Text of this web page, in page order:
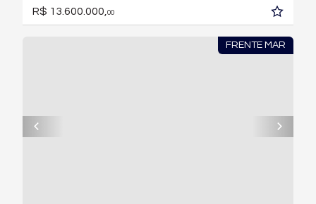
R$ 13.600.000, 00
FRENTE MAR